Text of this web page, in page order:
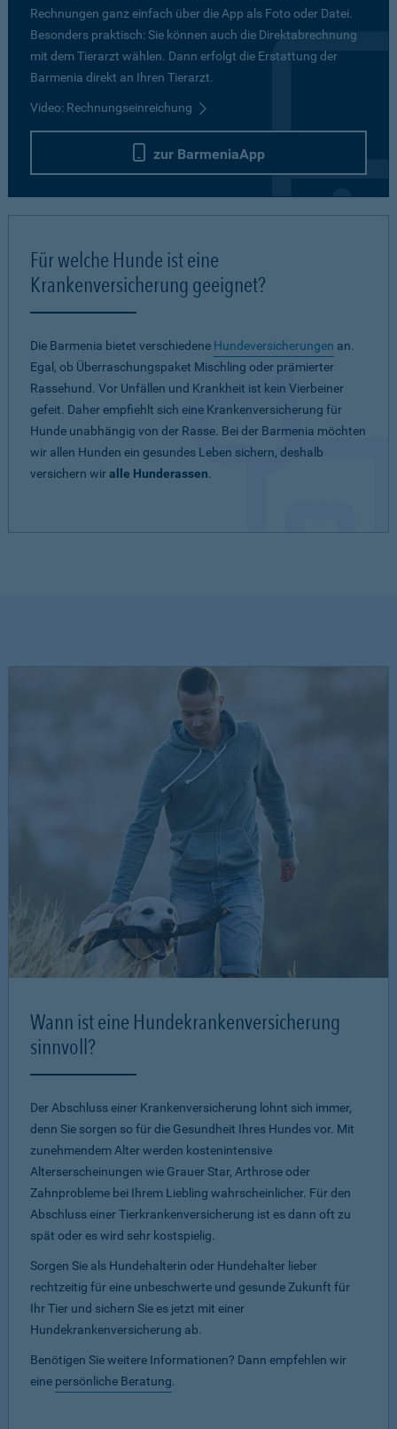
Rechnungen ganz einfach über die App als Foto oder Datei.
Besonders praktisch: Sie können auch die Direktabrechnung
mit dem Tierarzt wählen. Dann erfolgt die Erstattung der
Barmenia direkt an Ihren Tierarzt.
Video: Rechnungseinreichung
zur BarmeniaApp
Für welche Hunde ist eine
Krankenversicherung geeignet?
Die Barmenia bietet verschiedene Hundeversicherungen an.
Egal, ob Überraschungspaket Mischling oder prämierter
Rassehund. Vor Unfällen und Krankheit ist kein Vierbeiner
gefeit. Daher empfiehlt sich eine Krankenversicherung für
Hunde unabhängig von der Rasse. Bei der Barmenia möchten
wir allen Hunden ein gesundes Leben sichern, deshalb
versichern wiralle Hunderassen.
Wann ist eine Hundekrankenversicherung
sinnvoll?
Der Abschluss einer Krankenversicherung lohnt sich immer,
denn Sie sorgen so für die Gesundheit Ihres Hundes vor. Mit
zunehmendem Alter werden kostenintensive
Alterserscheinungen wie Grauer Star, Arthrose oder
Zahnprobleme bei Ihrem Liebling wahrscheinlicher. Für den
Abschluss einer Tierkrankenversicherung ist es dann oft zu
spät oder es wird sehr kostspielig.
Sorgen Sie als Hundehalterin oder Hundehalter lieber
rechtzeitig für eine unbeschwerte und gesunde Zukunft für
Ihr Tier und sichern Sie es jetzt mit einer
Hundekrankenversicherung ab.
Benötigen Sie weitere Informationen? Dann empfehlen wir
eine persönliche Beratung.